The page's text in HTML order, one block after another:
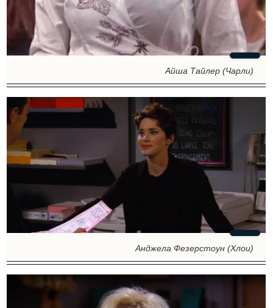
Айша Тайлер (Чарли)
Анджела Фезерстоун (Хлои)